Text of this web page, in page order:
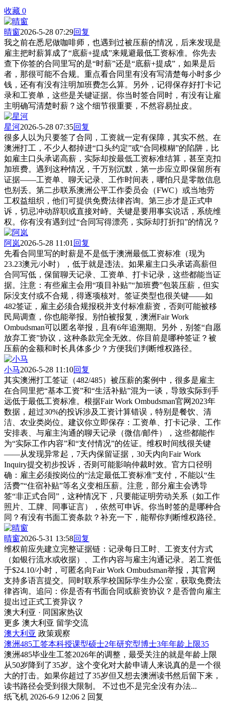
收藏 0
晴窗2026-5-28 07:29回复
我之前在悉尼做咖啡师，也遇到过被压薪的情况，后来发现是
雇主把时薪算成了“底薪+提成”来规避最低工资标准。你先去
查下你签的合同里写的是“时薪”还是“底薪+提成”，如果是后
者，那很可能不合规。重点看合同里有没有写清楚每小时多少
钱，还有有没有注明加班费怎么算。另外，记得保存好打卡记
录和工资单，这些是关键证据。你当时签合同时，有没有让雇
主明确写清楚时薪？这个细节很重要，不然容易扯皮。
星河2026-5-28 07:35回复
很多人以为只要签了合同，工资就一定有保障，其实不然。在
澳洲打工，不少人都掉进“口头约定”或“合同模糊”的陷阱，比
如雇主口头承诺高薪，实际却按最低工资标准结算，甚至克扣
加班费。遇到这种情况，千万别沉默，第一步应立即保留所有
证据——工资单、聊天记录、工作时间表，哪怕只是零散信息
也别丢。第二步联系澳洲公平工作委员会（FWC）或当地劳
工权益组织，他们可提供免费法律咨询。第三步才是正式申
诉，切忌冲动辞职或直接对峙。关键是要用事实说话，系统维
权。你有没有遇到过“合同写得漂亮，实际却打折扣”的情况？
阿岚2026-5-28 11:01 回复
先看合同里写的时薪是不是低于澳洲最低工资标准（现为
23.23澳元/小时），低于就是违法。如果雇主口头承诺高薪但
合同写低，保留聊天记录、工资单、打卡记录，这些都能当证
据。注意：有些雇主会用“项目补贴”“加班费”包装压薪，但实
际没支付或不合规，得逐项核对。签证类型也很关键——如
482签证，雇主必须合规报税并支付标准薪资，否则可能被移
民局调查，你也能举报。别怕被报复，澳洲Fair Work
Ombudsman可以匿名举报，且有6年追溯期。另外，别签“自愿
放弃工资”协议，这种条款完全无效。你目前是哪种签证？被
压薪的金额和时长具体多少？方便我们判断维权路径。
小马2026-5-28 11:10回复
其实澳洲打工签证（482/485）被压薪的案例中，很多是雇主
在合同里把“基本工资”和“生活补贴”混为一谈，导致实际到手
远低于最低工资标准。根据Fair Work Ombudsman官网2023年
数据，超过30%的投诉涉及工资计算错误，特别是餐饮、清
洁、农业类岗位。建议你立即保存：工资单、打卡记录、工作
安排表、与雇主沟通的聊天记录（微信/邮件），这些都能作
为“实际工作内容”和“支付情况”的佐证。维权时间线很关键
——从发现异常起，7天内保留证据，30天内向Fair Work
Inquiry提交初步投诉，否则可能影响仲裁时效。官方口径明
确：雇主必须按岗位的“法定最低工资标准”支付，不能以“生
活费”“住宿补贴”等名义变相压薪。注意，部分雇主会诱导
签“非正式合同”，这种情况下，只要能证明劳动关系（如工作
照片、工牌、同事证言），依然可申诉。你当时签的是哪种合
同？有没有书面工资条款？补充一下，能帮你判断维权路径。
晴窗2026-5-31 13:58回复
维权前应先建立完整证据链：记录每日工时、工资支付方式
（如银行流水或收据）、工作内容与雇主沟通记录。若工资低
于$24.10/小时，可匿名向Fair Work Ombudsman举报，其官网
支持多语言提交。同时联系学校国际学生办公室，获取免费法
律咨询。追问：你是否有书面合同或薪资协议？是否曾向雇主
提出过正式工资异议？
澳大利亚 · 同国家热议
更多 澳大利亚 留学交流
澳大利亚 政策观察
澳洲485工签本科授课型硕士2年研究型博士3年年龄上限35
澳洲485毕业生工签2026年的调整，最受关注的就是年龄上限
从50岁降到了35岁。这个变化对大龄申请人来说真的是一个很
大的打击。如果你超过了35岁但又想去澳洲读书然后留下来，
读书路径会受到很大限制。 不过也不是完全没有办法...
纸飞机 2026-6-9 12:06 2 回复